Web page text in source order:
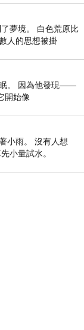
夢境。 白色荒原比
人的思想被掛
眠。 因為他發現——
開始像
小雨。 沒有人想
小量試水。